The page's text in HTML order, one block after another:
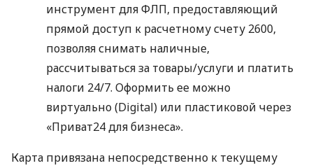
инструмент для ФЛП, предоставляющий
прямой доступ к расчетному счету 2600,
позволяя снимать наличные,
рассчитываться за товары/услуги и платить
налоги 24/7. Оформить ее можно
виртуально (Digital) или пластиковой через
«Приват24 для бизнеса».
Карта привязана непосредственно к текущему